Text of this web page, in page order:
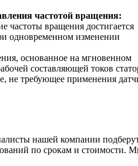
частотой вращения:
частоты вращения достигается
одновременном изменении
основанное на мгновенном
составляющей токов
не требующее применения
нашей компании
по срокам и стоимости.